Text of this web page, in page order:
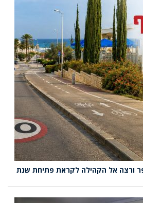
ורצה אל הקהילה לקראת פתיחת שנת